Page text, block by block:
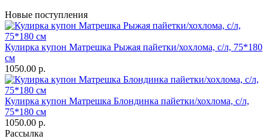
Новые поступления
Кулирка купон Матрешка Рыжая пайетки/хохлома, с/л, 75*180
см
1050.00 р.
Кулирка купон Матрешка Блондинка пайетки/хохлома, с/л,
75*180 см
1050.00 р.
Рассылка